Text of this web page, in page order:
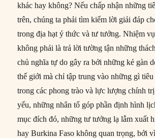
khác hay không? Nếu chấp nhận những
trên, chúng ta phải tìm kiếm lời giải đáp
trong địa hạt ý thức và tư tưởng. Nhiệm
không phải là trả lời tường tận những
chủ nghĩa tự do gây ra bởi những kẻ gàn
thế giới mà chỉ tập trung vào những gì tiêu
trong các phong trào và lực lượng chính
yếu, những nhân tố góp phần định hình
mục đích đó, những tư tưởng lạ lẫm xuất
hay Burkina Faso không quan trọng, bởi